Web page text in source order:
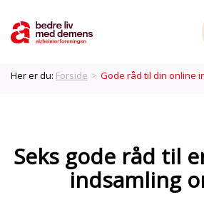
Her er du: Forside > Gode råd til din online
Seks gode råd til
indsamling